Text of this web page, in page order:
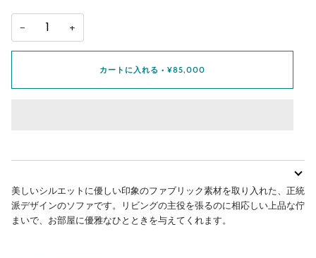
− +
カートに入れる • ¥85,000
美しいシルエットに優しい印象のファブリック素材を取り入れた、正統
派デザインのソファです。リビングの主役を張るのに相応しい上品な佇
まいで、お部屋に優雅なひとときを与えてくれます。